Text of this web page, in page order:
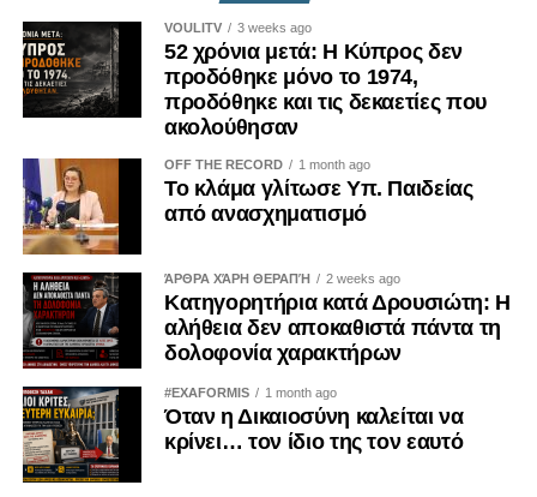
εκτείνεται σε βάθος έως και δέκα χιλιομέτρων εντός του
νότιου Λιβάνου.
ΠΗΓΗ: MILITAIRE. gr
VOULITV 3 weeks ago
52 χρόνια μετά: Η Κύπρος δεν
προδόθηκε μόνο το 1974,
προδόθηκε και τις δεκαετίες που
ακολούθησαν
OFF THE RECORD 1 month ago
Το κλάμα γλίτωσε Υπ. Παιδείας
από ανασχηματισμό
ΆΡΘΡΑ ΧΆΡΗ ΘΕΡΑΠΉ 2 weeks ago
Κατηγορητήρια κατά Δρουσιώτη: Η
αλήθεια δεν αποκαθιστά πάντα τη
δολοφονία χαρακτήρων
#EXAFORMIS 1 month ago
Όταν η Δικαιοσύνη καλείται να
κρίνει… τον ίδιο της τον εαυτό